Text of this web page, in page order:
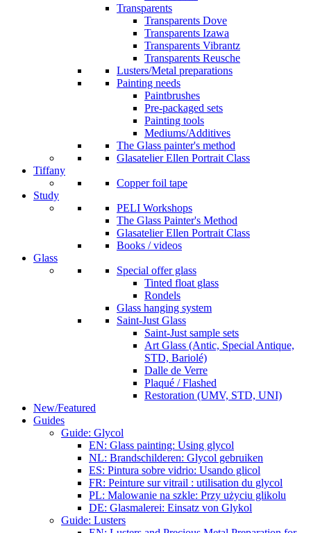
Transparents
Transparents Dove
Transparents Izawa
Transparents Vibrantz
Transparents Reusche
Lusters/Metal preparations
Painting needs
Paintbrushes
Pre-packaged sets
Painting tools
Mediums/Additives
The Glass painter's method
Glasatelier Ellen Portrait Class
Tiffany
Copper foil tape
Study
PELI Workshops
The Glass Painter's Method
Glasatelier Ellen Portrait Class
Books / videos
Glass
Special offer glass
Tinted float glass
Rondels
Glass hanging system
Saint-Just Glass
Saint-Just sample sets
Art Glass (Antic, Special Antique,
STD, Bariolé)
Dalle de Verre
Plaqué / Flashed
Restoration (UMV, STD, UNI)
New/Featured
Guides
Guide: Glycol
EN: Glass painting: Using glycol
NL: Brandschilderen: Glycol gebruiken
ES: Pintura sobre vidrio: Usando glicol
FR: Peinture sur vitrail : utilisation du glycol
PL: Malowanie na szkle: Przy użyciu glikolu
DE: Glasmalerei: Einsatz von Glykol
Guide: Lusters